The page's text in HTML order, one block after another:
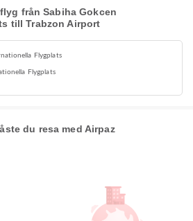
från Sabiha Gokcen
till Trabzon Airport
Flygplats
Flygplats
du resa med Airpaz